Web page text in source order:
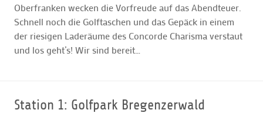
Oberfranken wecken die Vorfreude auf das Abendteuer.
Schnell noch die Golftaschen und das Gepäck in einem
der riesigen Laderäume des Concorde Charisma verstaut
und los geht’s! Wir sind bereit…
Station 1: Golfpark Bregenzerwald